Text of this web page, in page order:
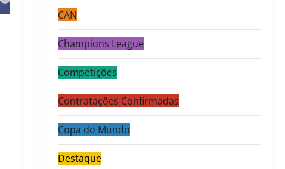
CAN
Champions League
Competições
Contratações Confirmadas
Copa do Mundo
Destaque